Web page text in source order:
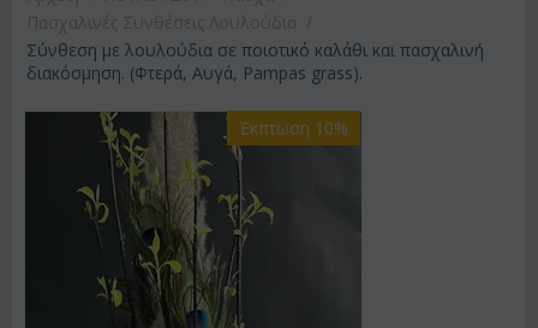
Σύνθεση με λουλούδια σε ποιοτικό καλάθι και πασχαλινή
διακόσμηση. (Φτερά, Αυγά, Pampas grass).
Έκπτωση 10%